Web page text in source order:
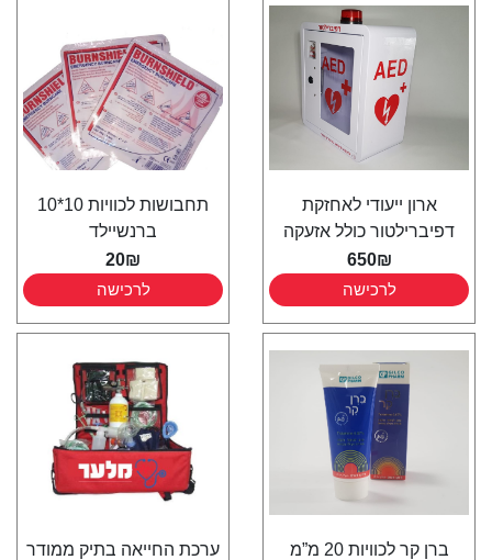
ארון ייעודי לאחזקת
דפיברילטור כולל אזעקה
650₪
לרכישה
תחבושות לכוויות 10*10
ברנשיילד
20₪
לרכישה
ברן קר לכוויות 20 מ”מ
ערכת החייאה בתיק ממודר